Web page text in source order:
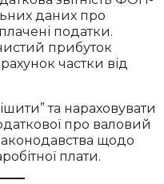
даних про
податки.
прибуток
частки від
та нараховувати
про валовий
щодо
плати.